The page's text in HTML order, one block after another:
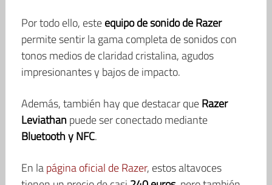
Por todo ello, esteequipo de sonido de Razer
permite sentir la gama completa de sonidos con
tonos medios de claridad cristalina, agudos
impresionantes y bajos de impacto.
Además, también hay que destacar queRazer
Leviathanpuede ser conectado mediante
Bluetooth y NFC.
En lapágina oficial de Razer, estos altavoces